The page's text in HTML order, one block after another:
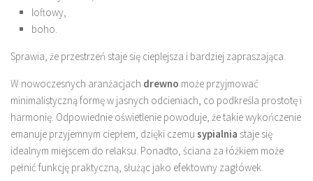
loftowy,
boho.
Sprawia, że przestrzeń staje się cieplejsza i bardziej zapraszająca.
W nowoczesnych aranżacjach drewno może przyjmować
minimalistyczną formę w jasnych odcieniach, co podkreśla prostotę i
harmonię. Odpowiednie oświetlenie powoduje, że takie wykończenie
emanuje przyjemnym ciepłem, dzięki czemu sypialnia staje się
idealnym miejscem do relaksu. Ponadto, ściana za łóżkiem może
pełnić funkcję praktyczną, służąc jako efektowny zagłówek.